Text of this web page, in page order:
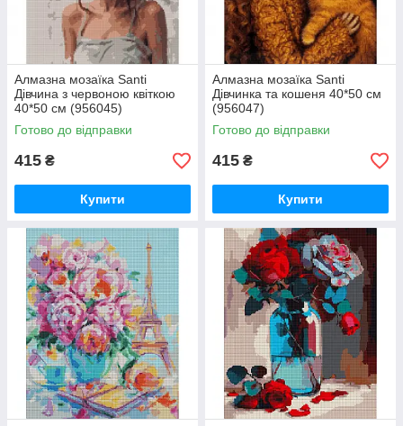
Алмазна мозаїка Santi
Дівчина з червоною квіткою
40*50 см (956045)
Готово до відправки
415 ₴
Купити
Алмазна мозаїка Santi
Дівчинка та кошеня 40*50 см
(956047)
Готово до відправки
415 ₴
Купити